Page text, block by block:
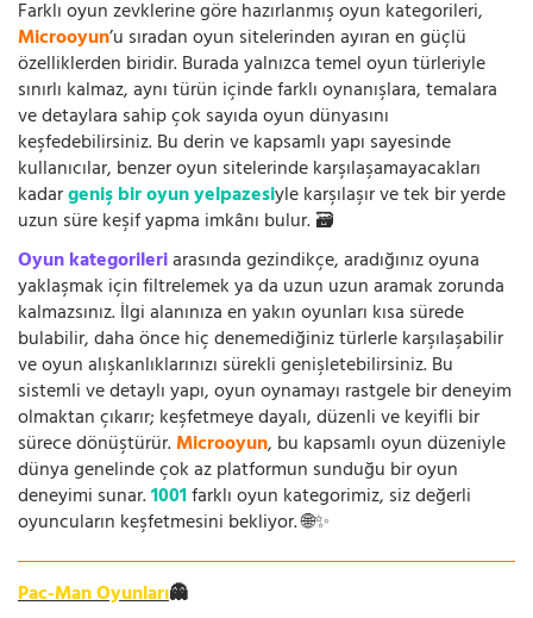
Farklı oyun zevklerine göre hazırlanmış oyun kategorileri,
Microoyun’u sıradan oyun sitelerinden ayıran en güçlü
özelliklerden biridir. Burada yalnızca temel oyun türleriyle
sınırlı kalmaz, aynı türün içinde farklı oynanışlara, temalara
ve detaylara sahip çok sayıda oyun dünyasını
keşfedebilirsiniz. Bu derin ve kapsamlı yapı sayesinde
kullanıcılar, benzer oyun sitelerinde karşılaşamayacakları
kadargeniş bir oyun yelpazesiyle karşılaşır ve tek bir yerde
uzun süre keşif yapma imkânı bulur. 🗃️
Oyun kategorileriarasında gezindikçe, aradığınız oyuna
yaklaşmak için filtrelemek ya da uzun uzun aramak zorunda
kalmazsınız. İlgi alanınıza en yakın oyunları kısa sürede
bulabilir, daha önce hiç denemediğiniz türlerle karşılaşabilir
ve oyun alışkanlıklarınızı sürekli genişletebilirsiniz. Bu
sistemli ve detaylı yapı, oyun oynamayı rastgele bir deneyim
olmaktan çıkarır; keşfetmeye dayalı, düzenli ve keyifli bir
sürece dönüştürür.Microoyun, bu kapsamlı oyun düzeniyle
dünya genelinde çok az platformun sunduğu bir oyun
deneyimi sunar.1001farklı oyun kategorimiz, siz değerli
oyuncuların keşfetmesini bekliyor. 🌐✨
Pac-Man Oyunları👻